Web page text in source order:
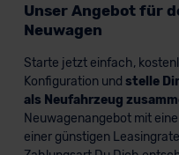
Unser Angebot für
Neuwagen
Starte jetzt einfach,
Konfiguration und stelle
als Neufahrzeug
Neuwagenangebot mit
einer günstigen